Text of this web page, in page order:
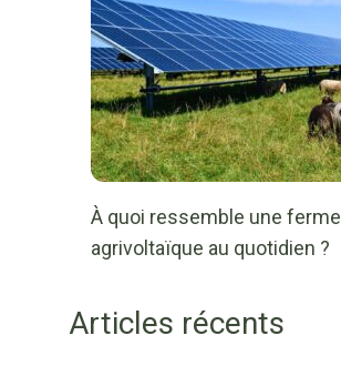
À quoi ressemble une ferme
agrivoltaïque au quotidien ?
Articles récents